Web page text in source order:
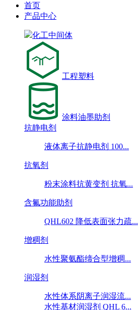
首页
产品中心
化工中间体
工程塑料
涂料油墨助剂
抗静电剂
液体离子抗静电剂 100...
抗氧剂
粉末涂料抗黄变剂 抗氧...
含氟功能助剂
QHL602 降低表面张力疏...
增稠剂
水性聚氨酯缔合型增稠...
润湿剂
水性体系阴离子润湿流...
水性基材润湿剂 QHL 6...